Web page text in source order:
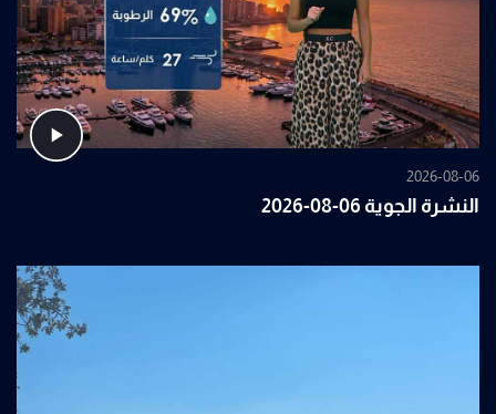
2026-08-06
النشرة الجوية 06-08-2026